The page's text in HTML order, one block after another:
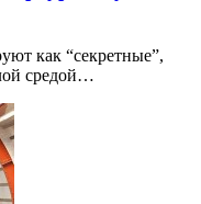
как “секретные”,
средой…